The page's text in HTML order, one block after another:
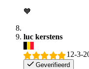
🧡
luc kerstens
12-3-
Geverifieerd